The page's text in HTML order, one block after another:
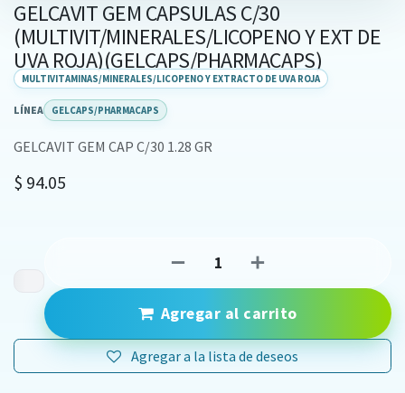
GELCAVIT GEM CAPSULAS C/30
(MULTIVIT/MINERALES/LICOPENO Y EXT DE
UVA ROJA)(GELCAPS/PHARMACAPS)
MULTIVITAMINAS/MINERALES/LICOPENO Y EXTRACTO DE UVA ROJA
LÍNEA GELCAPS/PHARMACAPS
GELCAVIT GEM CAP C/30 1.28 GR
$ 94.05
Agregar al carrito
Agregar a la lista de deseos